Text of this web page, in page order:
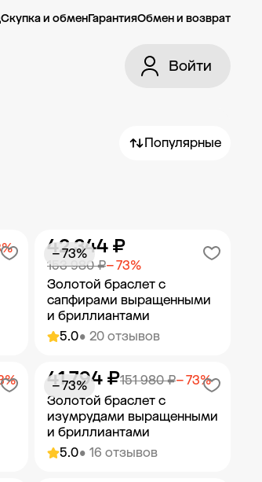
Скупка и обменГарантияОбмен и возврат
Войти
Популярные
5.0• 20 отзывов
Золотой браслет с
сапфирами выращенными
и бриллиантами
153 980 ₽− 73%
42 344 ₽
− 73%
Добавить в корзину
5.0• 16 отзывов
Золотой браслет с
изумрудами выращенными
и бриллиантами
151 980 ₽− 73%
41 794 ₽
− 73%